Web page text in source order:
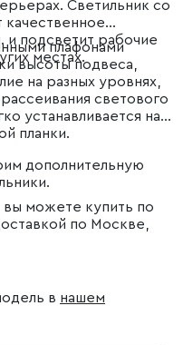
Светильник со
качественное
и подсветит рабочие
местах.
плафонами
высоты подвеса,
на разных уровнях,
светового
устанавливается на
планки.
дополнительную
вы можете купить по
по Москве,
в нашем